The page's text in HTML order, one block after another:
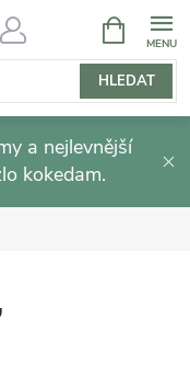
HLEDAT
NÁKUPNÍ
KOŠÍK
a nejlevnější
kokedam.